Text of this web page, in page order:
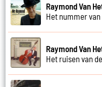
Raymond Van
Het nummer van
Raymond Van
Het ruisen van